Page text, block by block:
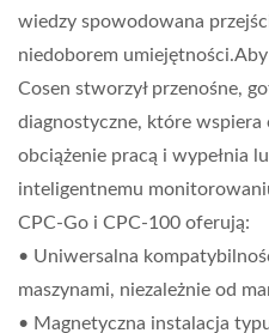
wiedzy spowodowana
niedoborem
Cosen stworzył przenośne,
diagnostyczne, które wspiera
obciążenie pracą i wypełnia
inteligentnemu
CPC-Go i CPC-100 oferują:
• Uniwersalna
maszynami, niezależnie od
• Magnetyczna instalacja